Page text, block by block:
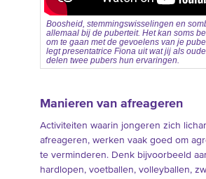
Boosheid, stemmingswisselingen en
allemaal bij de puberteit. Het kan soms
om te gaan met de gevoelens van je
legt presentatrice Fiona uit wat jij als
delen twee pubers hun ervaringen.
Manieren van afreageren
Activiteiten waarin jongeren zich
afreageren, werken vaak goed om
te verminderen. Denk bijvoorbeeld
hardlopen, voetballen, volleyballen,